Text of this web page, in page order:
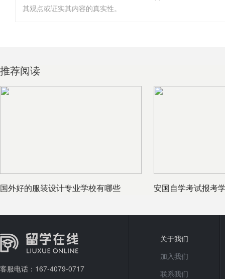
其观点或证实其内容的真实性。
推荐阅读
国外好的服装设计专业学校有哪些 安国自学考试报考
客服电话：167-4079-0717
关于我们
加入我们
联系我们